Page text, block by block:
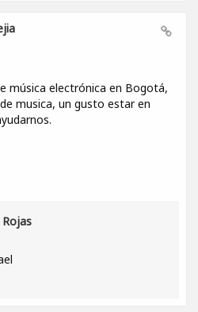
música electrónica en Bogotá,
musica, un gusto estar en